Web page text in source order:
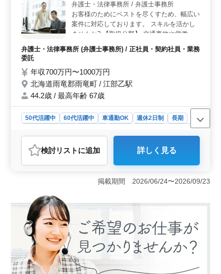
ら、プロジェクトの成功に貢献出来ます。 ＜資格保
有者歓迎＞ 土木施工管理技士（1級／2級）などの有資
格者は特に歓迎されます。50代や60代の経験者が多く活
躍している環境で、お持ちの資格や経験を活かして、新
たなチャレンジに挑戦しませんか？
弁護士・法律事務所 / 弁護士事務所
お客様のためにベストを尽くすため、幅広い
案件に対応しております。 スキルを活かし
ませんか? 【取扱分野】 交通事故や労働問
題、借金問題、相続・遺言、離婚トラブルな
ど 40歳以上の応募も承っております。 様々
さい
弁護士・法律事務所 (弁護士事務所) / 正社員・契約社員・業務
委託
年収700万円〜1000万円
北海道雨竜郡雨竜町 / 江部乙駅
44.2歳 / 最高年齢 67歳
50代活躍中 60代活躍中 車通勤OK 週休2日制
長期
業務委託
おすすめポイント
＜弁護士事務所で経験者募集＞ 当事務所では、お客様
に迅速かつ効果的なサービスを提供できる環境を整えて
います。我々は、交通事故や労働問題、借金問題、相
続・遺言、離婚トラブルなど、幅広い法律問題に対応し
ています。例えば、お客様の家庭問題が迅速に解決され
るよう尽力し、それぞれのケースに最適な解決策を提案
しています。 ＜スキルを活かせる職場＞ 当事務所
では、経験豊かな弁護士を募集しており、3年以上の実務
経験を持つ方々の応募を歓迎しています。40歳以上の
方々も積極的にご応募いただけます。また、50代や60代
の方々も活躍しており、様々な年齢層が活動していま
す。我々は、個々の経験やスキルを尊重し、それぞれの
検討リスト に追加 詳しく見る
掲載期間 2026/06/24〜2026/09/23